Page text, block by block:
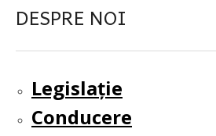
DESPRE NOI
Legislație
Conducere